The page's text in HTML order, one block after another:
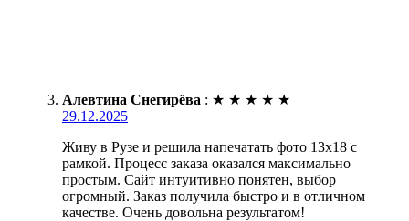
Алевтина Снегирёва : ★ ★ ★ ★ ★
29.12.2025
Живу в Рузе и решила напечатать фото 13х18 с
рамкой. Процесс заказа оказался максимально
простым. Сайт интуитивно понятен, выбор
огромный. Заказ получила быстро и в отличном
качестве. Очень довольна результатом!